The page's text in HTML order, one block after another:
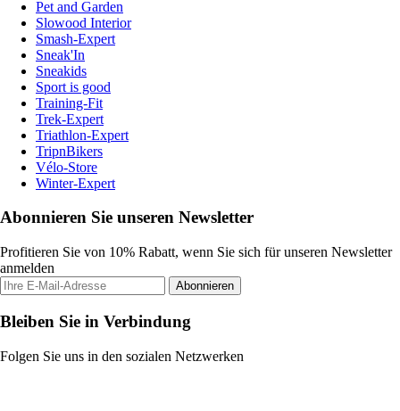
Pet and Garden
Slowood Interior
Smash-Expert
Sneak'In
Sneakids
Sport is good
Training-Fit
Trek-Expert
Triathlon-Expert
TripnBikers
Vélo-Store
Winter-Expert
Abonnieren Sie unseren Newsletter
Profitieren Sie von 10% Rabatt, wenn Sie sich für unseren Newsletter
anmelden
Abonnieren
Bleiben Sie in Verbindung
Folgen Sie uns in den sozialen Netzwerken